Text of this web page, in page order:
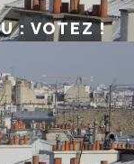
: VOTEZ !